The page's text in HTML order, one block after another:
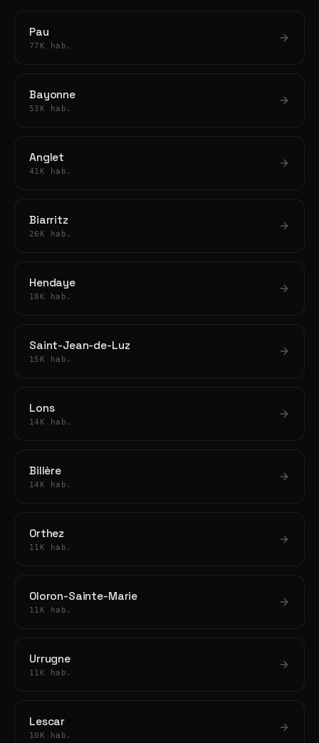
Pau
77K hab.
Bayonne
53K hab.
Anglet
41K hab.
Biarritz
26K hab.
Hendaye
18K hab.
Saint-Jean-de-Luz
15K hab.
Lons
14K hab.
Billère
14K hab.
Orthez
11K hab.
Oloron-Sainte-Marie
11K hab.
Urrugne
11K hab.
Lescar
10K hab.